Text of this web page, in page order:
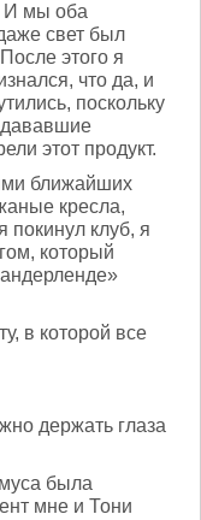
И мы оба
свет был
этого я
что да, и
поскольку
этот продукт.
ближайших
кресла,
покинул клуб, я
который
в которой все
держать глаза
была
мне и Тони